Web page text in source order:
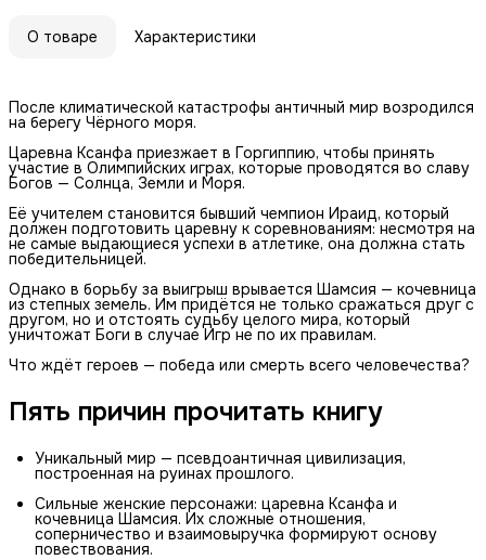
О товаре Характеристики
После климатической катастрофы античный мир возродился
на берегу Чёрного моря.
Царевна Ксанфа приезжает в Горгиппию, чтобы принять
участие в Олимпийских играх, которые проводятся во славу
Богов — Солнца, Земли и Моря.
Её учителем становится бывший чемпион Ираид, который
должен подготовить царевну к соревнованиям: несмотря на
не самые выдающиеся успехи в атлетике, она должна стать
победительницей.
Однако в борьбу за выигрыш врывается Шамсия — кочевница
из степных земель. Им придётся не только сражаться друг с
другом, но и отстоять судьбу целого мира, который
уничтожат Боги в случае Игр не по их правилам.
Что ждёт героев — победа или смерть всего человечества?
Пять причин прочитать книгу
Уникальный мир — псевдоантичная цивилизация,
построенная на руинах прошлого.
Сильные женские персонажи: царевна Ксанфа и
кочевница Шамсия. Их сложные отношения,
соперничество и взаимовыручка формируют основу
повествования.